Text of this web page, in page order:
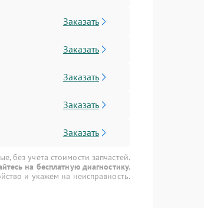
Заказать
Заказать
Заказать
Заказать
Заказать
без учета стоимости запчастей.
на бесплатную диагностику.
и укажем на неисправность.